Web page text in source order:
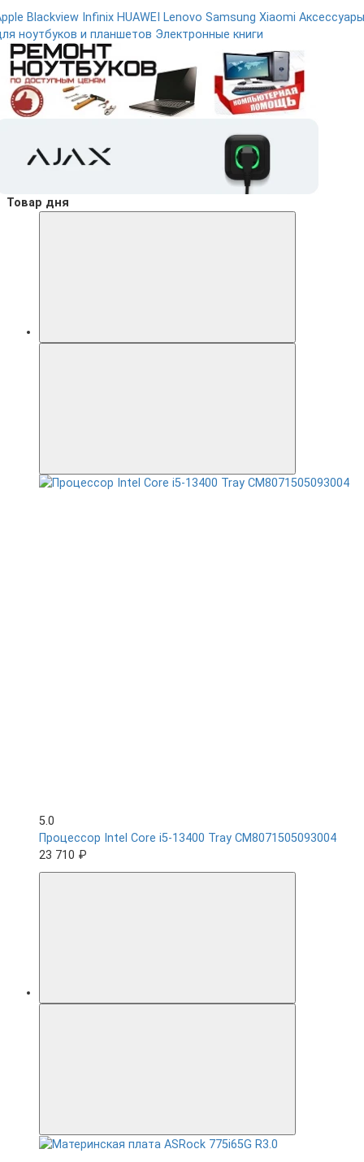
Blackview Infinix HUAWEI Lenovo Samsung Xiaomi Аксессуары
ноутбуков и планшетов Электронные книги
Товар дня
5.0
Процессор Intel Core i5-13400 Tray CM8071505093004
23 710 ₽